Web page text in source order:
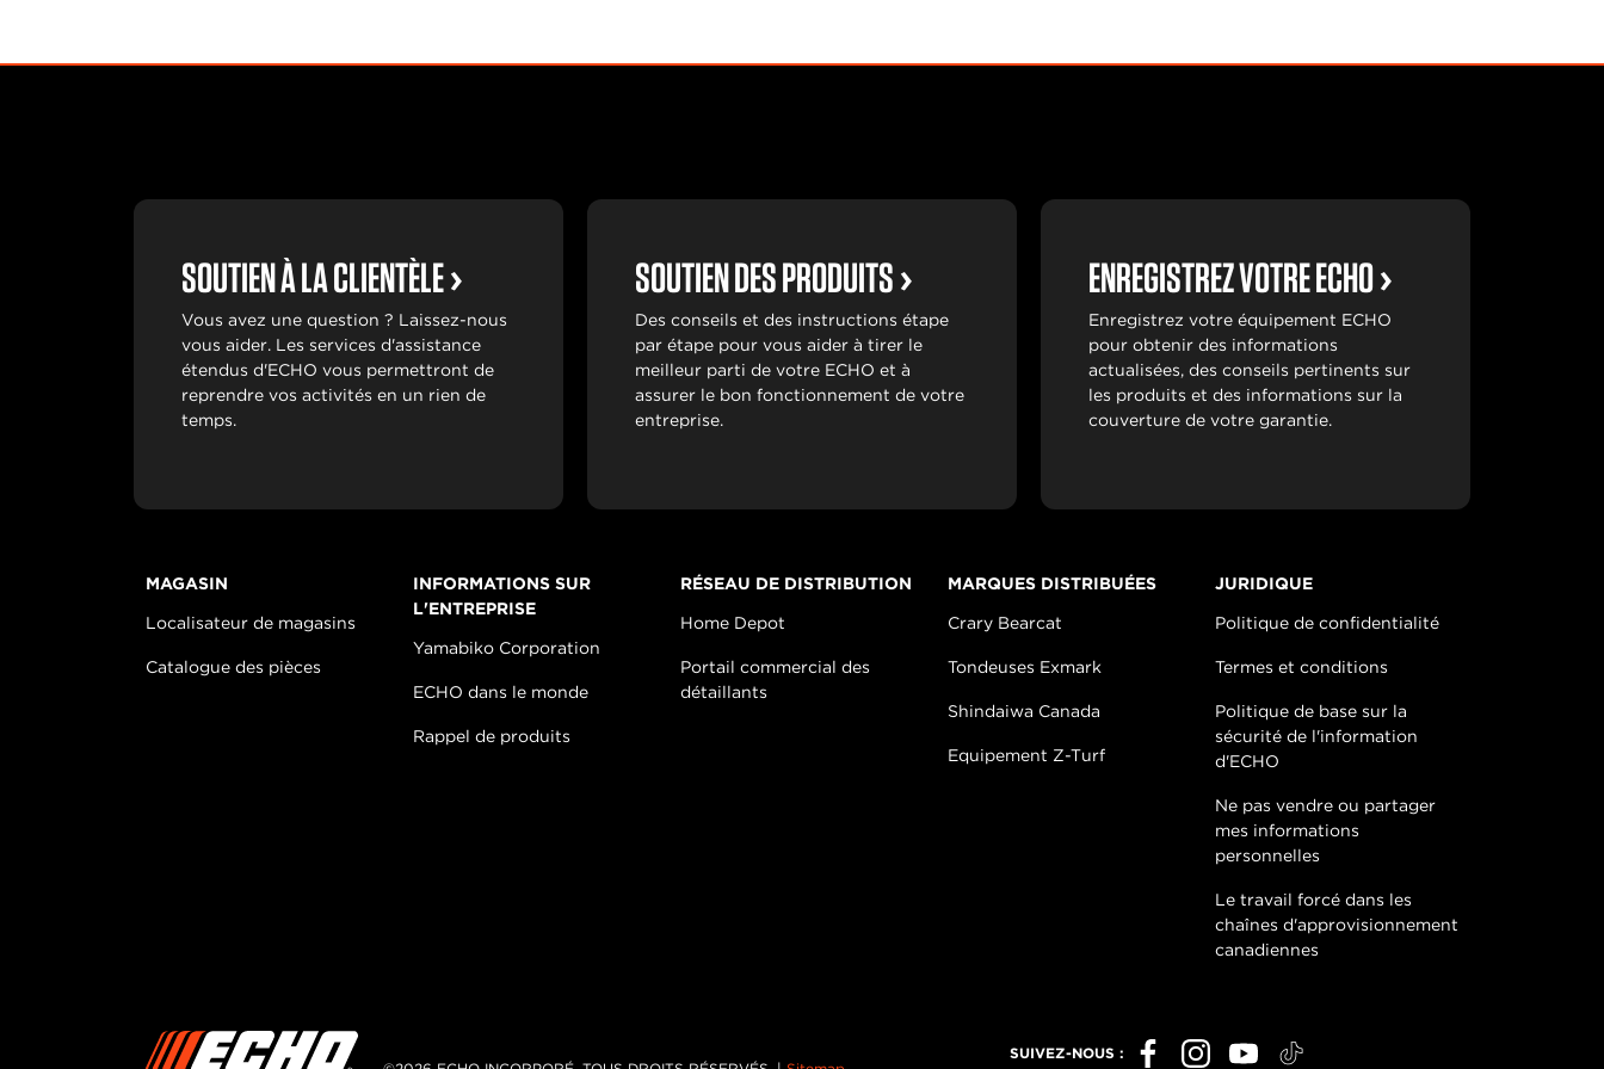
SOUTIEN À LA CLIENTÈLE
Vous avez une question ? Laissez-nous
vous aider. Les services d'assistance
étendus d'ECHO vous permettront de
reprendre vos activités en un rien de
temps.
SOUTIEN DES PRODUITS
Des conseils et des instructions étape
par étape pour vous aider à tirer le
meilleur parti de votre ECHO et à
assurer le bon fonctionnement de votre
entreprise.
ENREGISTREZ VOTRE ECHO
Enregistrez votre équipement ECHO
pour obtenir des informations
actualisées, des conseils pertinents sur
les produits et des informations sur la
couverture de votre garantie.
MAGASIN
Localisateur de magasins
Catalogue des pièces
INFORMATIONS SUR
L'ENTREPRISE
Yamabiko Corporation
ECHO dans le monde
Rappel de produits
RÉSEAU DE DISTRIBUTION
Home Depot
Portail commercial des
détaillants
MARQUES DISTRIBUÉES
Crary Bearcat
Tondeuses Exmark
Shindaiwa Canada
Equipement Z-Turf
JURIDIQUE
Politique de confidentialité
Termes et conditions
Politique de base sur la
sécurité de l'information
d'ECHO
Ne pas vendre ou partager
mes informations
personnelles
Le travail forcé dans les
chaînes d'approvisionnement
canadiennes
SUIVEZ-NOUS :